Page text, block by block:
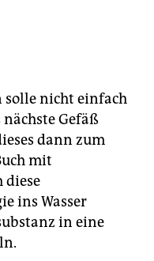
solle nicht einfach
Gefäß
dann zum
mit
diese
ins Wasser
in eine